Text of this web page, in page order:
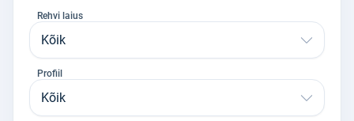
Rehvi laius
Kõik
Profiil
Kõik